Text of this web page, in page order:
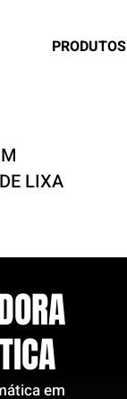
PRODUTOS
LIXA
em